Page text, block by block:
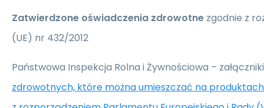
Zatwierdzone oświadczenia zdrowotne zgodnie z
(UE) nr 432/2012
Państwowa Inspekcja Rolna i Żywnościowa –
zdrowotnych, które można umieszczać na